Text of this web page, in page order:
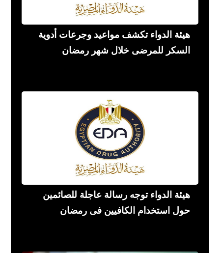
هيئة الدواء تكشف مواعيد وجرعات أدوية
السكر للمرضى خلال شهر رمضان
هيئة الدواء توجه رسالة عاجلة للصائمين
حول استخدام الكافيين فى رمضان